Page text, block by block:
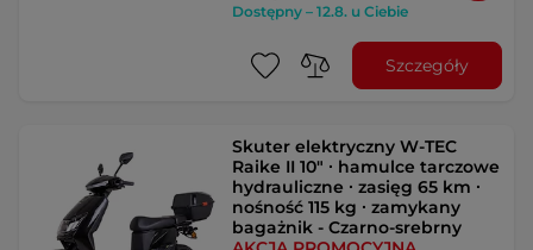
Dostępny – 12.8. u Ciebie
Szczegóły
Skuter elektryczny W-TEC
Raike II 10" ∙ hamulce tarczowe
hydrauliczne ∙ zasięg 65 km ∙
nośność 115 kg ∙ zamykany
bagażnik - Czarno-srebrny